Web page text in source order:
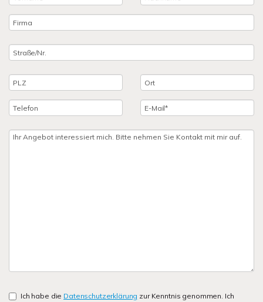
Ich habe die Datenschutzerklärung zur Kenntnis genommen. Ich